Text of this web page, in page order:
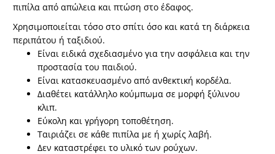
πιπίλα από απώλεια και πτώση στο έδαφος.
Χρησιμοποιείται τόσο στο σπίτι όσο και κατά τη διάρκεια
περιπάτου ή ταξιδιού.
Είναι ειδικά σχεδιασμένο για την ασφάλεια και την
προστασία του παιδιού.
Είναι κατασκευασμένο από ανθεκτική κορδέλα.
Διαθέτει κατάλληλο κούμπωμα σε μορφή ξύλινου
κλιπ.
Εύκολη και γρήγορη τοποθέτηση.
Ταιριάζει σε κάθε πιπίλα με ή χωρίς λαβή.
Δεν καταστρέφει το υλικό των ρούχων.